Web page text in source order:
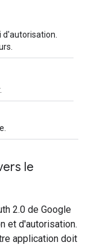
le
2.0 de Google
et d'autorisation.
application doit